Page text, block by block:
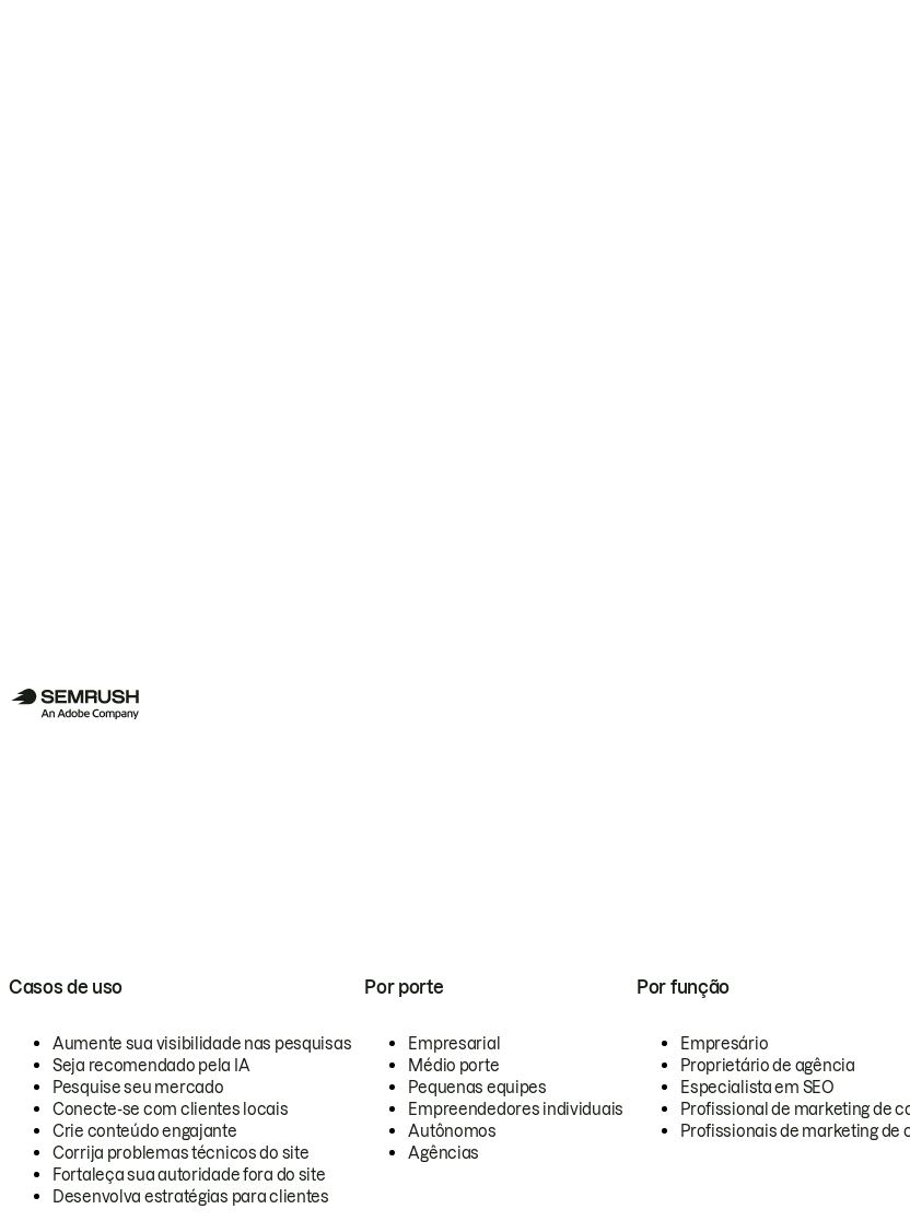
Casos de uso
Aumente sua visibilidade nas pesquisas
Seja recomendado pela IA
Pesquise seu mercado
Conecte-se com clientes locais
Crie conteúdo engajante
Corrija problemas técnicos do site
Fortaleça sua autoridade fora do site
Desenvolva estratégias para clientes
Por porte
Empresarial
Médio porte
Pequenas equipes
Empreendedores individuais
Autônomos
Agências
Por função
Empresário
Proprietário de agência
Especialista em SEO
Profissional de marketing de
Profissionais de marketing